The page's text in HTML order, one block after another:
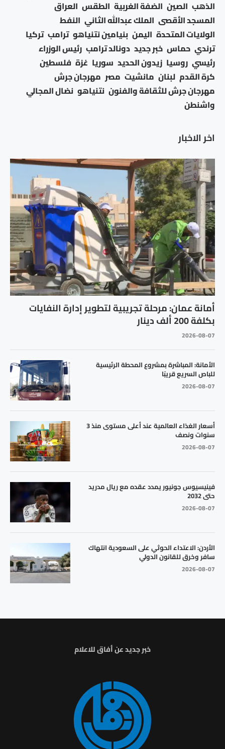
اخر الاخبار
أمانة عمان: مرحلة تجريبية لتطوير إدارة النفايات
بكلفة 200 ألف دينار
2026-08-07
الأمانة: المباشرة بمشروع المحطة الرئيسية
للباص السريع قريبًا
2026-08-07
أسعار الغذاء العالمية عند أعلى مستوى منذ 3
سنوات ونصف
2026-08-07
فينيسيوس جونيور يمدد عقده مع ريال مدريد
حتى 2032
2026-08-07
الأردن: الاعتداء الحوثي على السعودية انتهاك
سافر وخرق للقانون الدولي
2026-08-07
الذهب الصين الضفة الغربية الطقس العراق
المسجد الأقصى الملك عبدالله الثاني النفط
الولايات المتحدة اليمن بنيامين نتنياهو ترامب تركيا
ترندي حماس خبر جديد دونالد ترامب رئيس الوزراء
رئيسي روسيا زيدون الحديد سوريا غزة فلسطين
كرة القدم لبنان مانشيت مصر مهرجان جرش
مهرجان جرش للثقافة والفنون نتنياهو نضال المجالي
واشنطن
خبر جديد عن أفاق للاعلام